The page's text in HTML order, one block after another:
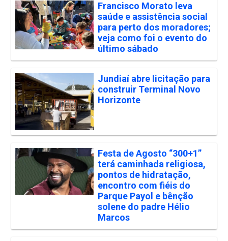
Francisco Morato leva
saúde e assistência social
para perto dos moradores;
veja como foi o evento do
último sábado
Jundiaí abre licitação para
construir Terminal Novo
Horizonte
Festa de Agosto “300+1”
terá caminhada religiosa,
pontos de hidratação,
encontro com fiéis do
Parque Payol e bênção
solene do padre Hélio
Marcos